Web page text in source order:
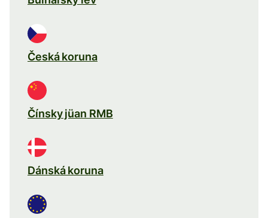
Česká koruna
Čínsky jüan RMB
Dánská koruna